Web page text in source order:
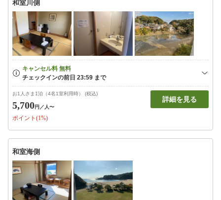
和室川側
お1人さま1泊（4名1室利用時） (税込)
5,700円 ／人〜
ポイント(1%)
詳細を見る
和室海側